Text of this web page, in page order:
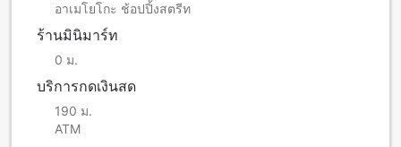
อาเมโยโกะ ช้อปปิ้งสตรีท
ร้านมินิมาร์ท
0 ม.
บริการกดเงินสด
190 ม.
ATM